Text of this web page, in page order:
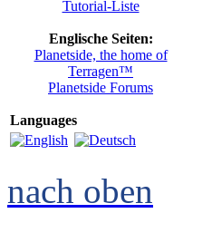
Tutorial-Liste
Englische Seiten:
Planetside, the home of
Terragen™
Planetside Forums
Languages
nach oben